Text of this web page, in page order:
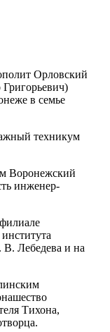
Орловский
в семье
техникум
Воронежский
инженер-
В. Лебедева и на
Тихона,